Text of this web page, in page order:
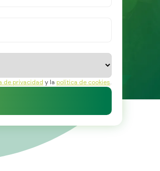
de privacidad y la política de cookies